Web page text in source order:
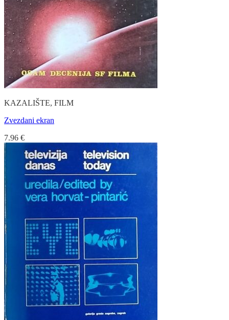
KAZALIŠTE, FILM
Zvezdani ekran
7.96 €